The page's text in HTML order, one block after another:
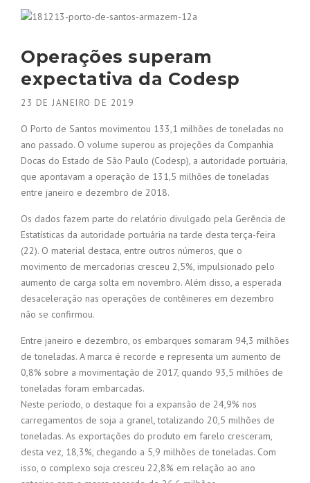
Operações superam
expectativa da Codesp
23 DE JANEIRO DE 2019
O Porto de Santos movimentou 133,1 milhões de toneladas no
ano passado. O volume superou as projeções da Companhia
Docas do Estado de São Paulo (Codesp), a autoridade portuária,
que apontavam a operação de 131,5 milhões de toneladas
entre janeiro e dezembro de 2018.
Os dados fazem parte do relatório divulgado pela Gerência de
Estatísticas da autoridade portuária na tarde desta terça-feira
(22). O material destaca, entre outros números, que o
movimento de mercadorias cresceu 2,5%, impulsionado pelo
aumento de carga solta em novembro. Além disso, a esperada
desaceleração nas operações de contêineres em dezembro
não se confirmou.
Entre janeiro e dezembro, os embarques somaram 94,3 milhões
de toneladas. A marca é recorde e representa um aumento de
0,8% sobre a movimentação de 2017, quando 93,5 milhões de
toneladas foram embarcadas.
Neste período, o destaque foi a expansão de 24,9% nos
carregamentos de soja a granel, totalizando 20,5 milhões de
toneladas. As exportações do produto em farelo cresceram,
desta vez, 18,3%, chegando a 5,9 milhões de toneladas. Com
isso, o complexo soja cresceu 22,8% em relação ao ano